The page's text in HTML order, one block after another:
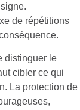
de répétitions
distinguer le
cibler ce qui
La protection de